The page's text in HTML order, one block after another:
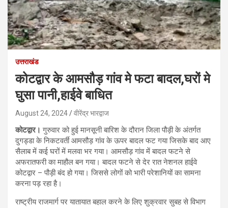
उत्तराखंड
कोटद्वार के आमसौड़ गांव मे फटा बादल,घरों मे
घुसा पानी,हाईवे बाधित
August 24, 2024 वीरेंद्र भारद्वाज
कोटद्वार। गुरुवार को हुई मानसूनी बारिश के दौरान जिला पौड़ी के अंतर्गत
दुगड्डा के निकटवर्ती आमसौड़ गांव के ऊपर बादल फट गया जिसके बाद आए
सैलाब में कई घरों में मलवा भर गया। आमसौड़ गांव में बादल फटने से
अफरातफरी का माहौल बन गया। बादल फटने से देर रात नेशनल हाईवे
कोटद्वार – पौड़ी बंद हो गया। जिससे लोगों को भारी परेशानियों का सामना
करना पड़ रहा है।
राष्ट्रीय राजमार्ग पर यातायात बहाल करने के लिए शुक्रवार सुबह से विभाग